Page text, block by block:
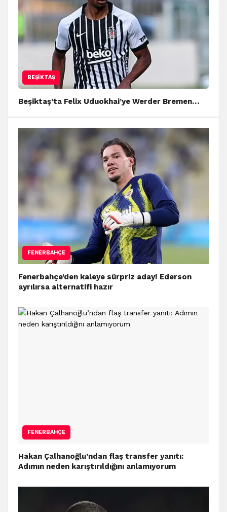
BEŞIKTAŞ
Beşiktaş’ta Felix Uduokhai’ye Werder Bremen…
FENERBAHÇE
Fenerbahçe’den kaleye sürpriz aday! Ederson
ayrılırsa alternatifi hazır
FENERBAHÇE
Hakan Çalhanoğlu’ndan flaş transfer yanıtı:
Adımın neden karıştırıldığını anlamıyorum